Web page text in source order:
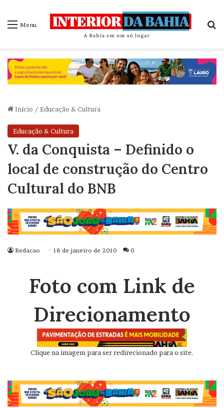
Menu
Início / Educação & Cultura
Educação & Cultura
V. da Conquista – Definido o
local de construção do Centro
Cultural do BNB
Redacao 18 de janeiro de 2010 0
Foto com Link de
Direcionamento
Clique na imagem para ser redirecionado para o site.